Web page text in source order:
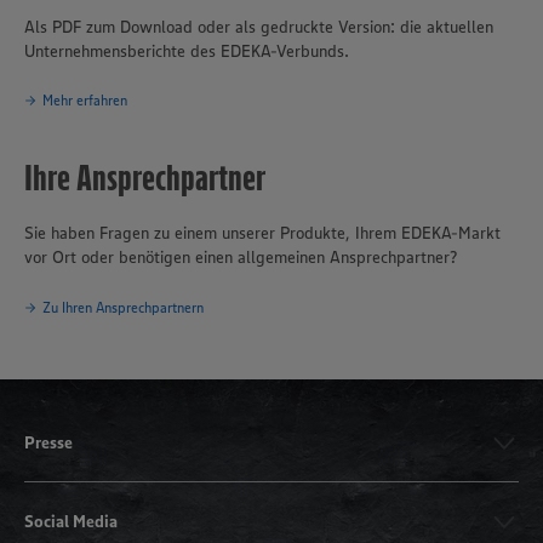
Als PDF zum Download oder als gedruckte Version: die aktuellen
Unternehmensberichte des EDEKA-Verbunds.
Mehr erfahren
Ihre Ansprechpartner
Sie haben Fragen zu einem unserer Produkte, Ihrem EDEKA-Markt
vor Ort oder benötigen einen allgemeinen Ansprechpartner?
Zu Ihren Ansprechpartnern
Presse
Social Media